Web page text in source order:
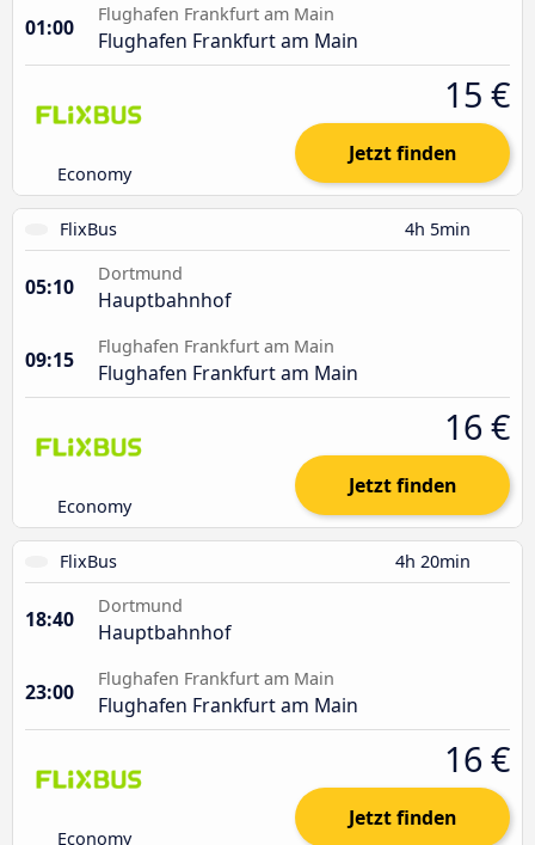
01:00
Flughafen Frankfurt am Main
Flughafen Frankfurt am Main
Economy
15 €
Jetzt finden
FlixBus 4h 5min
05:10
Dortmund
Hauptbahnhof
09:15
Flughafen Frankfurt am Main
Flughafen Frankfurt am Main
Economy
16 €
Jetzt finden
FlixBus 4h 20min
18:40
Dortmund
Hauptbahnhof
23:00
Flughafen Frankfurt am Main
Flughafen Frankfurt am Main
Economy
16 €
Jetzt finden